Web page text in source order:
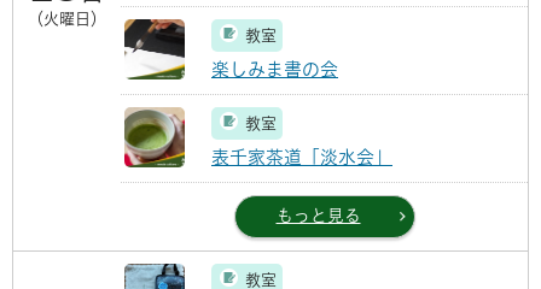
（火曜日）
教室
楽しみま書の会
教室
表千家茶道「淡水会」
もっと見る
教室